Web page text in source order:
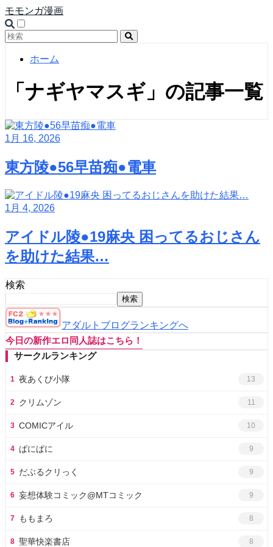
モモンガ漫画
ホーム
「ナギヤマスギ」の記事一覧
1月 16, 2026
東方陵●56早苗痴●電車
1月 4, 2026
アイドル陵●19麻央 困ってるおじさん
を助けた結果…
検索
検索
アダルトブログランキングへ
今日の新作エロ同人誌はこちら！
サークルランキング
1 夜あくび小隊 13
2 クリムゾン 11
3 COMICアイル 10
4 ぱにぱに 9
5 だぶるクリっく 9
6 妄想体験コミック@MTコミック 9
7 ももまろ 8
8 聖華快楽書店 8